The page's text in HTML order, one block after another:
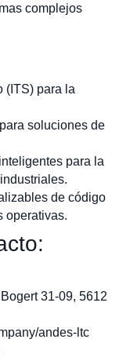
complejos
(ITS) para la
soluciones de
para la
de código
operativas.
31-09, 5612
andes-ltc